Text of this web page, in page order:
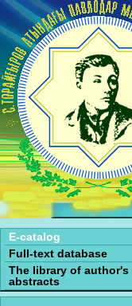
E-catalog
Full-text database
The library of author's
abstracts